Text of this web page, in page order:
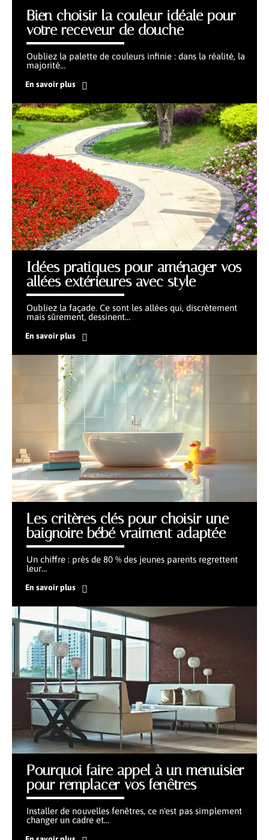
Bien choisir la couleur idéale pour
votre receveur de douche
Oubliez la palette de couleurs infinie : dans la réalité, la
majorité…
En savoir plus
Idées pratiques pour aménager vos
allées extérieures avec style
Oubliez la façade. Ce sont les allées qui, discrètement
mais sûrement, dessinent…
En savoir plus
Les critères clés pour choisir une
baignoire bébé vraiment adaptée
Un chiffre : près de 80 % des jeunes parents regrettent
leur…
En savoir plus
Pourquoi faire appel à un menuisier
pour remplacer vos fenêtres
Installer de nouvelles fenêtres, ce n'est pas simplement
changer un cadre et…